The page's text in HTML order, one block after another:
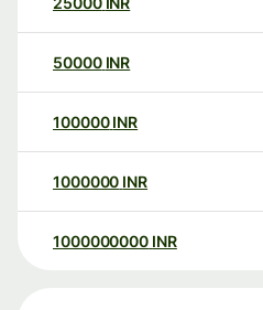
50000 INR
100000 INR
1000000 INR
1000000000 INR